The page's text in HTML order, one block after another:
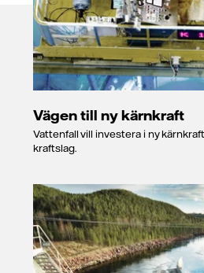
Vägen till ny kärnkraft
Vattenfall vill investera i ny
kraftslag.